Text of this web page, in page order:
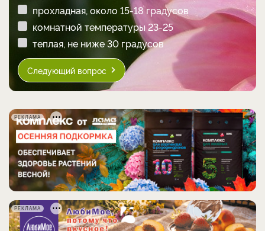
прохладная, около 15-18 градусов
комнатной температуры 23-25
теплая, не ниже 30 градусов
Следующий вопрос
РЕКЛАМА
РЕКЛАМА